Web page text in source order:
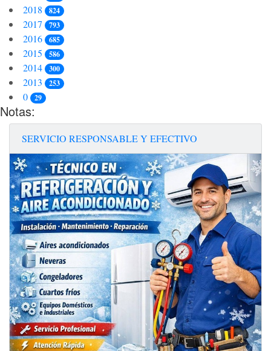
2018 824
2017 793
2016 685
2015 586
2014 300
2013 253
0 29
Notas:
SERVICIO RESPONSABLE Y EFECTIVO